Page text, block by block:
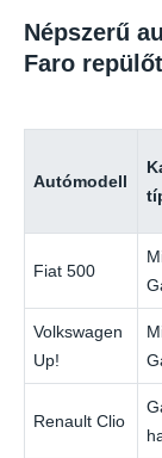
Népszerű
Faro
Autómodell
Fiat 500
Volkswagen
Up!
Renault Clio